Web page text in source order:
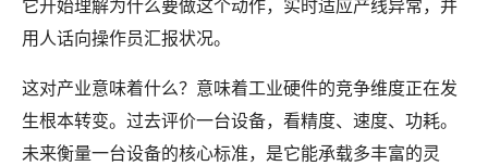
它开始理解为什么要做这个动作，实时适应产线异常，并
用人话向操作员汇报状况。
这对产业意味着什么？意味着工业硬件的竞争维度正在发
生根本转变。过去评价一台设备，看精度、速度、功耗。
未来衡量一台设备的核心标准，是它能承载多丰富的灵